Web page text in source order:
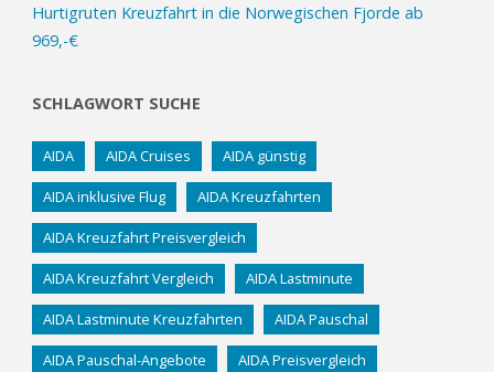
Hurtigruten Kreuzfahrt in die Norwegischen Fjorde ab
969,-€
SCHLAGWORT SUCHE
AIDA AIDA Cruises AIDA günstig
AIDA inklusive Flug AIDA Kreuzfahrten
AIDA Kreuzfahrt Preisvergleich
AIDA Kreuzfahrt Vergleich AIDA Lastminute
AIDA Lastminute Kreuzfahrten AIDA Pauschal
AIDA Pauschal-Angebote AIDA Preisvergleich